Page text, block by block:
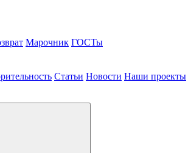
Марочник ГОСТы
Статьи Новости Наши проекты